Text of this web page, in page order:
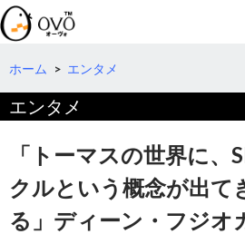
検
索
コ
テ
へ
ホーム > エンタメ
エンタメ
「トーマスの世界に、
クルという概念が出て
る」ディーン・フジオ